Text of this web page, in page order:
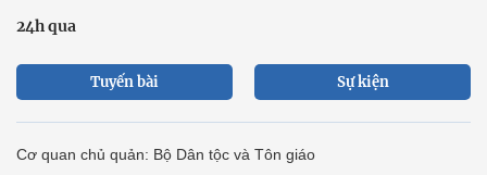
24h qua
Tuyến bài Sự kiện
Cơ quan chủ quản: Bộ Dân tộc và Tôn giáo